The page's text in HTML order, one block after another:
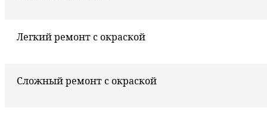
Легкий ремонт с окраской
Сложный ремонт с окраской